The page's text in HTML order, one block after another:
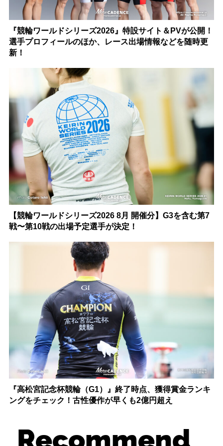
『競輪ワールドシリーズ2026』特設サイト＆PVが公開！
選手プロフィールのほか、レース出場情報などを随時更
新！
【競輪ワールドシリーズ2026 8月 開催分】G3を含む第7
戦〜第10戦の出場予定選手が決定！
『高松宮記念杯競輪（G1）』終了時点、獲得賞金ランキ
ングをチェック！古性優作が早くも2億円超え